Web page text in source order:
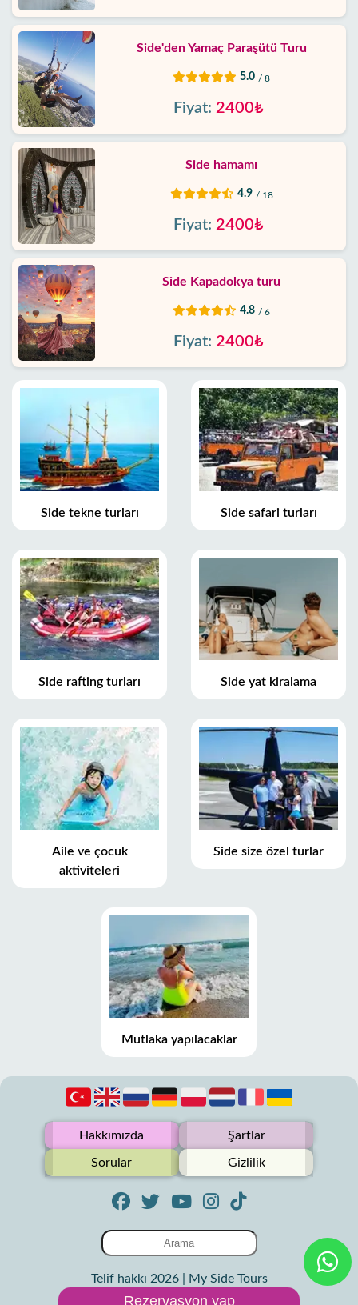
Side'den Yamaç Paraşütü Turu
5.0 / 8
Fiyat: 2400₺
Side hamamı
4.9 / 18
Fiyat: 2400₺
Side Kapadokya turu
4.8 / 6
Fiyat: 2400₺
Rezervasyon yap
Side tekne turları Side safari turları
Side rafting turları Side yat kiralama
Aile ve çocuk
aktiviteleri
Side size özel turlar
Mutlaka yapılacaklar
Hakkımızda Şartlar
Sorular Gizlilik
Telif hakkı 2026 | My Side Tours